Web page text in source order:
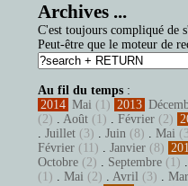
Archives ...
C'est toujours compliqué de
Peut-être que le moteur de
Au fil du temps :
2014 Mai (1) 2013
(2) . Août (1) . Février (2)
. Juillet (3) . Juin (8) . Mai
Février (11) . Janvier (8)
Octobre (2) . Septembre (1) .
(1) . Mai (2) . Avril (3) .